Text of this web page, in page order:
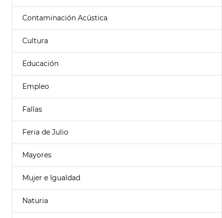
Contaminación Acústica
Cultura
Educación
Empleo
Fallas
Feria de Julio
Mayores
Mujer e Igualdad
Naturia